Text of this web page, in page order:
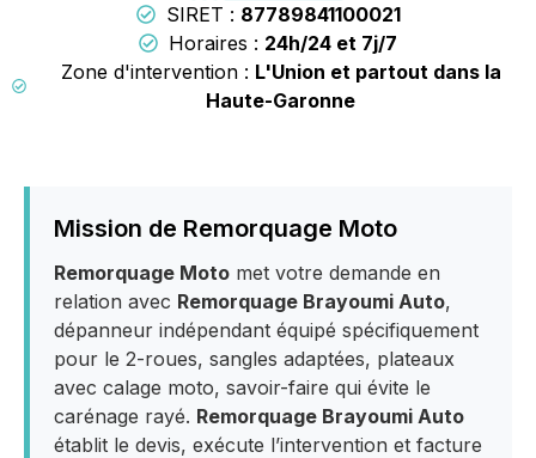
SIRET : 87789841100021
Horaires : 24h/24 et 7j/7
Zone d'intervention : L'Union et partout dans la
Haute-Garonne
Mission de Remorquage Moto
Remorquage Moto met votre demande en
relation avec Remorquage Brayoumi Auto,
dépanneur indépendant équipé spécifiquement
pour le 2-roues, sangles adaptées, plateaux
avec calage moto, savoir-faire qui évite le
carénage rayé. Remorquage Brayoumi Auto
établit le devis, exécute l’intervention et facture